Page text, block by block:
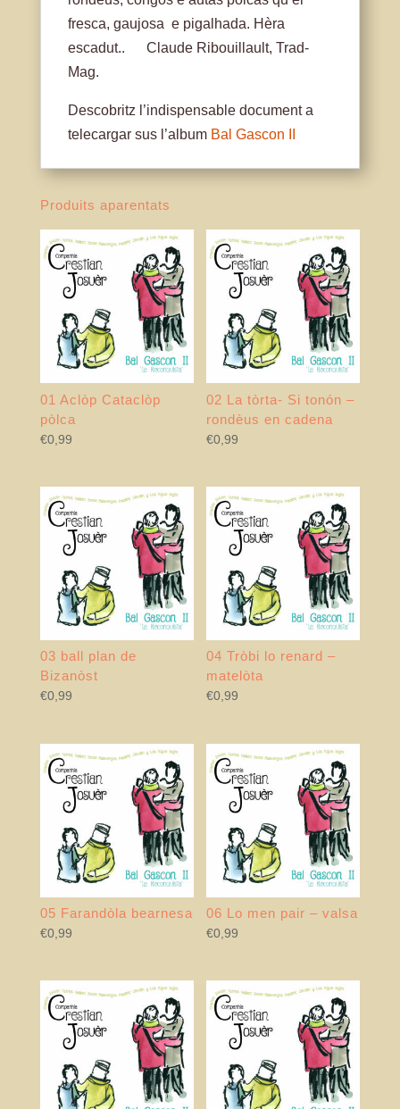
fresca, gaujosa e pigalhada. Hèra
escadut.. Claude Ribouillault, Trad-
Mag.
Descobritz l’indispensable document a
telecargar sus l’album Bal Gascon II
Produits aparentats
01 Aclòp Cataclòp
pòlca
€0,99
02 La tòrta- Si tonón –
rondèus en cadena
€0,99
03 ball plan de
Bizanòst
€0,99
04 Tròbi lo renard –
matelòta
€0,99
05 Farandòla bearnesa
€0,99
06 Lo men pair – valsa
€0,99